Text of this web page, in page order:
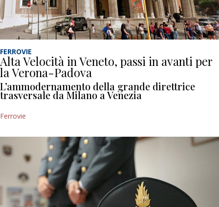
FERROVIE
Alta Velocità in Veneto, passi in avanti per
la Verona-Padova
L’ammodernamento della grande direttrice
trasversale da Milano a Venezia
Ferrovie